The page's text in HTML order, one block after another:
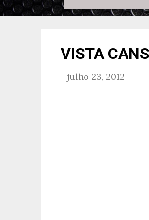
VISTA
- julho 23, 2012